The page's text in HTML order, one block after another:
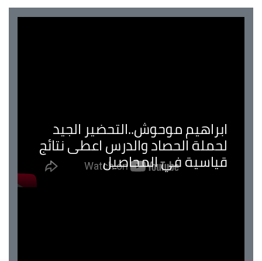
ابراهيم موحوش..التحضير الجيد
لحملة الحصاد والدرس اعطى نتائج
قياسية في المحاصيل